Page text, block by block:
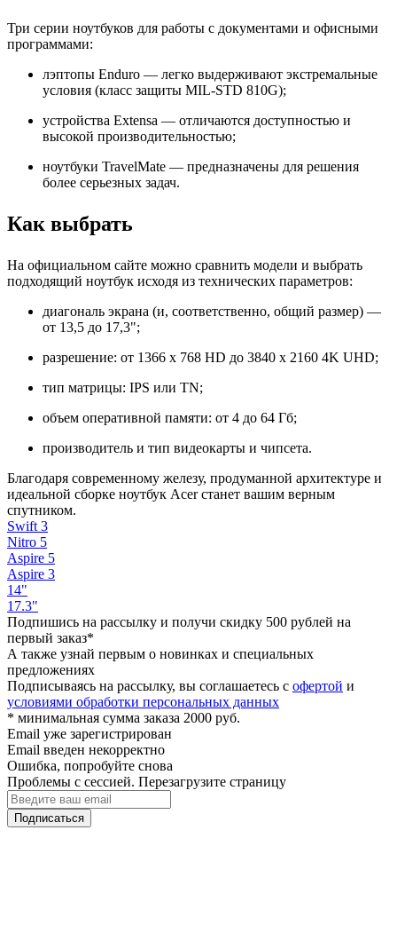
Три серии ноутбуков для работы с документами и офисными
программами:
лэптопы Enduro — легко выдерживают экстремальные
условия (класс защиты MIL-STD 810G);
устройства Extensa — отличаются доступностью и
высокой производительностью;
ноутбуки TravelMate — предназначены для решения
более серьезных задач.
Как выбрать
На официальном сайте можно сравнить модели и выбрать
подходящий ноутбук исходя из технических параметров:
диагональ экрана (и, соответственно, общий размер) —
от 13,5 до 17,3";
разрешение: от 1366 x 768 HD до 3840 x 2160 4K UHD;
тип матрицы: IPS или TN;
объем оперативной памяти: от 4 до 64 Гб;
производитель и тип видеокарты и чипсета.
Благодаря современному железу, продуманной архитектуре и
идеальной сборке ноутбук Acer станет вашим верным
спутником.
Swift 3
Nitro 5
Aspire 5
Aspire 3
14"
17.3"
Подпишись на рассылку и получи скидку 500 рублей на
первый заказ*
А также узнай первым о новинках и специальных
предложениях
Подписываясь на рассылку, вы соглашаетесь с офертой и
условиями обработки персональных данных
* минимальная сумма заказа 2000 руб.
Email уже зарегистрирован
Email введен некорректно
Ошибка, попробуйте снова
Проблемы с сессией. Перезагрузите страницу
Подписаться